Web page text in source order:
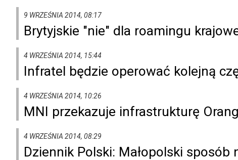
9 WRZEŚNIA 2014, 08:17
Brytyjskie "nie" dla roamingu
4 WRZEŚNIA 2014, 15:44
Infratel będzie operować kolejną
4 WRZEŚNIA 2014, 10:26
MNI przekazuje infrastrukturę
4 WRZEŚNIA 2014, 08:29
Dziennik Polski: Małopolski sposób